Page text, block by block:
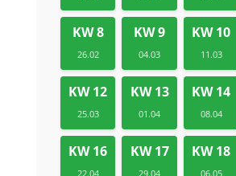
KW 8
26.02
KW 9
04.03
KW 10
11.03
KW 12
25.03
KW 13
01.04
KW 14
08.04
KW 16
22.04
KW 17
29.04
KW 18
06.05